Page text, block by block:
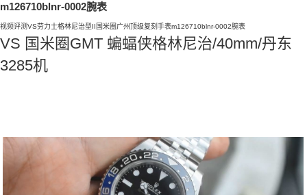
m126710blnr-0002腕表
视频评测VS劳力士格林尼治型II国米圈广州顶级复刻手表m126710blnr-0002腕表
VS 国米圈GMT 蝙蝠侠格林尼治/40mm/丹东
3285机